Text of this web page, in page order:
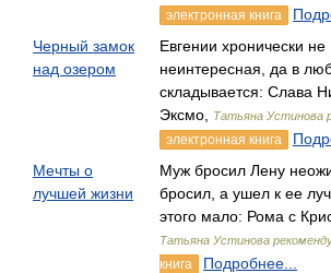
электронная книга
Черный замок
над озером
Евгении хронически не
неинтересная, да в
складывается: Слава
Эксмо,
Татьяна Устинова
электронная книга
Мечты о
лучшей жизни
Муж бросил Лену
бросил, а ушел к ее
этого мало: Рома с
Татьяна Устинова
книга
Подробнее...